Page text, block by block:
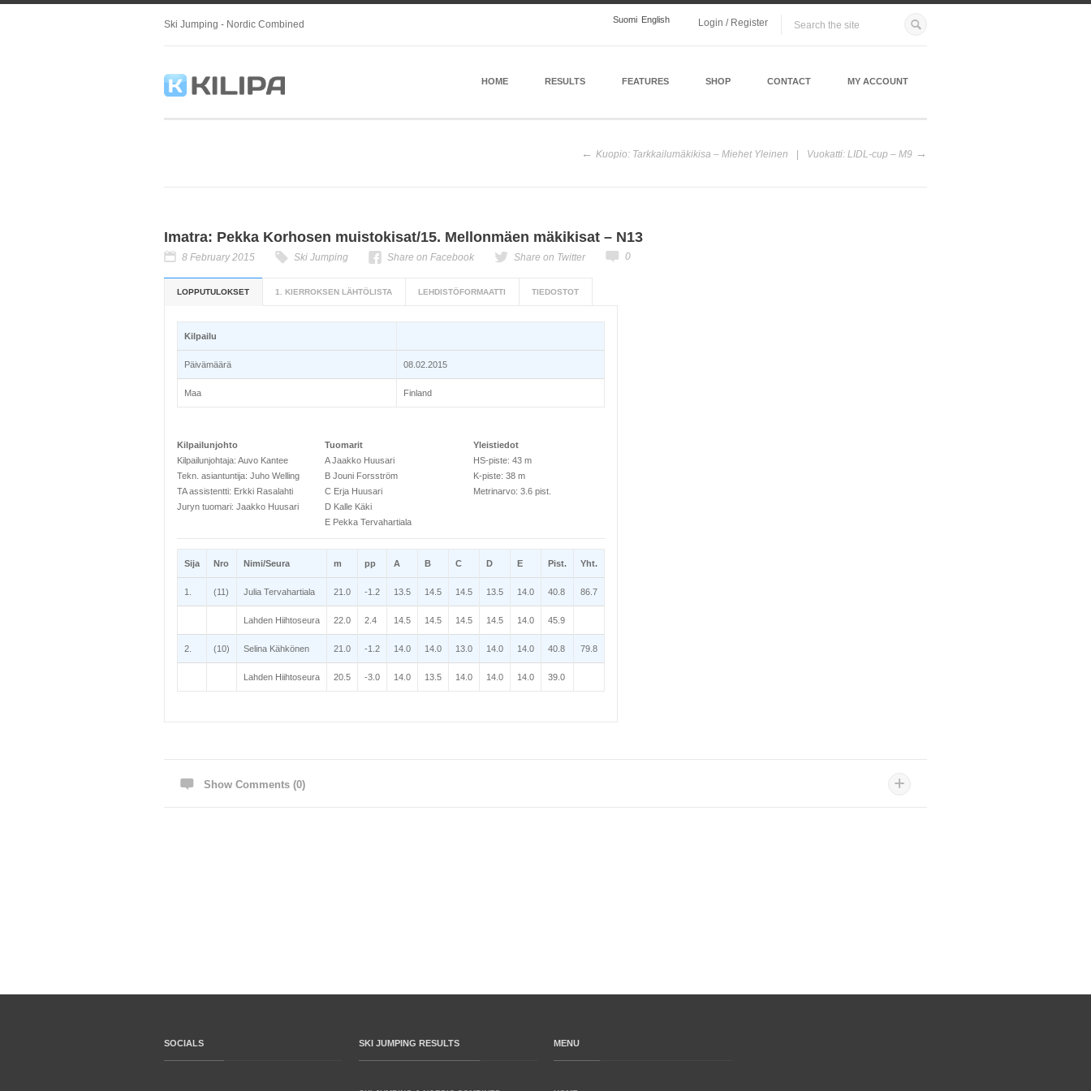
Ski Jumping - Nordic Combined Suomi English Login / Register
HOME RESULTS FEATURES SHOP CONTACT MY ACCOUNT
Kuopio: Tarkkailumäkikisa – Miehet Yleinen Vuokatti: LIDL-cup – M9
Imatra: Pekka Korhosen muistokisat/15. Mellonmäen mäkikisat – N13
8 February 2015 Ski Jumping Share on Facebook Share on Twitter 0
LOPPUTULOKSET 1. KIERROKSEN LÄHTÖLISTA LEHDISTÖFORMAATTI TIEDOSTOT
Kilpailu
Päivämäärä 08.02.2015
Maa Finland
Kilpailunjohto
Kilpailunjohtaja: Auvo Kantee
Tekn. asiantuntija: Juho Welling
TA assistentti: Erkki Rasalahti
Juryn tuomari: Jaakko Huusari
Tuomarit
A Jaakko Huusari
B Jouni Forsström
C Erja Huusari
D Kalle Käki
E Pekka Tervahartiala
Yleistiedot
HS-piste: 43 m
K-piste: 38 m
Metrinarvo: 3.6 pist.
Sija Nro Nimi/Seura m pp A B C D E Pist. Yht.
1. (11) Julia Tervahartiala 21.0 -1.2 13.5 14.5 14.5 13.5 14.0 40.8 86.7
Lahden Hiihtoseura 22.0 2.4 14.5 14.5 14.5 14.5 14.0 45.9
2. (10) Selina Kähkönen 21.0 -1.2 14.0 14.0 13.0 14.0 14.0 40.8 79.8
Lahden Hiihtoseura 20.5 -3.0 14.0 13.5 14.0 14.0 14.0 39.0
Show Comments (0)
SOCIALS SKI JUMPING RESULTS MENU